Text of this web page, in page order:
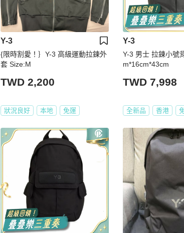
Y-3
{限時割愛！｝Y-3 高級運動拉鍊外
套 Size:M
TWD 2,200
狀況良好 本地 免運
Y-3
Y-3 男士 拉鍊小號
m*16cm*43cm
TWD 7,998
全新品 香港